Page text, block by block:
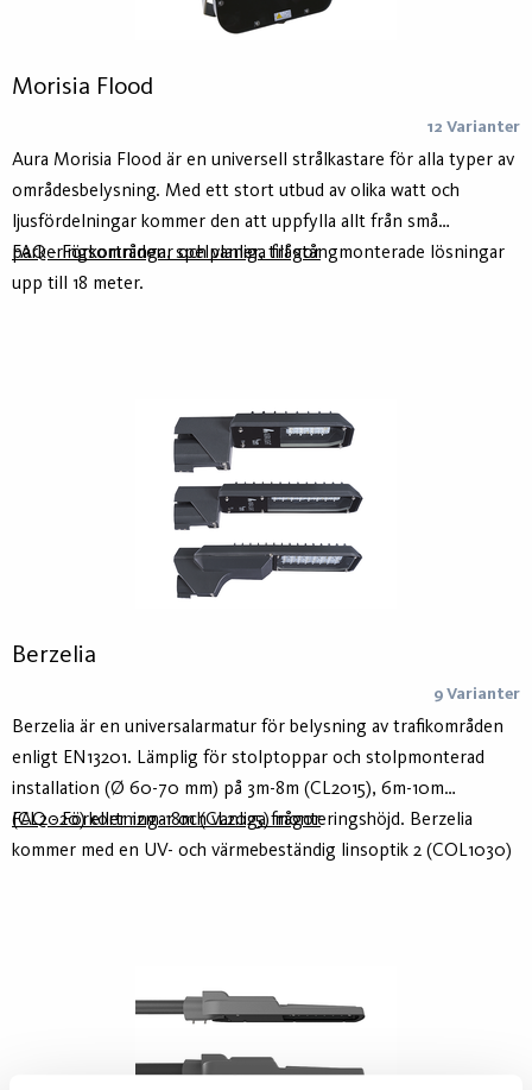
Morisia Flood
12 Varianter
Aura Morisia Flood är en universell strålkastare för alla typer av
områdesbelysning. Med ett stort utbud av olika watt och
ljusfördelningar kommer den att uppfylla allt från små
parkeringsområden, spelplaner, till stångmonterade lösningar
upp till 18 meter.
FAQ - Förkortningar och vanliga frågor
Berzelia
9 Varianter
Berzelia är en universalarmatur för belysning av trafikområden
enligt EN13201. Lämplig för stolptoppar och stolpmonterad
installation (Ø 60-70 mm) på 3m-8m (CL2015), 6m-10m
(CL2020) eller 12m-18m (CL2025) monteringshöjd. Berzelia
kommer med en UV- och värmebeständig linsoptik 2 (COL1030)
FAQ - Förkortningar och vanliga frågor